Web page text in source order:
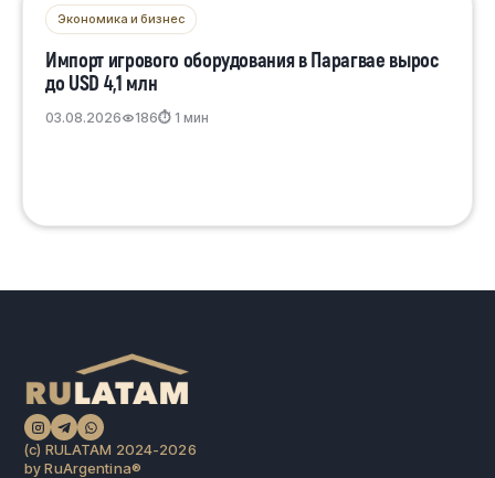
Экономика и бизнес
Импорт игрового оборудования в Парагвае вырос
до USD 4,1 млн
03.08.2026 186⏱ 1 мин
(c) RULATAM 2024-2026
by RuArgentina®️